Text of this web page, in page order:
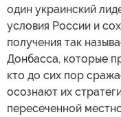
один украинский
условия России и
получения так
Донбасса, которые
кто до сих пор
осознают их
пересеченной